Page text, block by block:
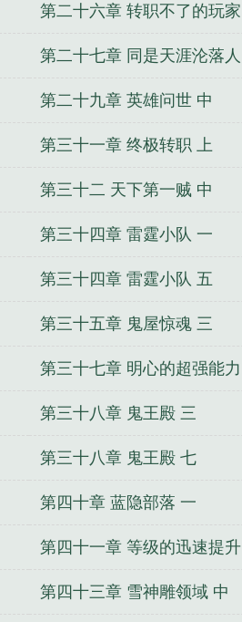
第二十六章 转职不了的玩家
中
第二十七章 同是天涯沦落人
下
第二十九章 英雄问世 中
第三十一章 终极转职 上
第三十二 天下第一贼 中
第三十四章 雷霆小队 一
第三十四章 雷霆小队 五
第三十五章 鬼屋惊魂 三
第三十七章 明心的超强能力
二
第三十八章 鬼王殿 三
第三十八章 鬼王殿 七
第四十章 蓝隐部落 一
第四十一章 等级的迅速提升
下
第四十三章 雪神雕领域 中